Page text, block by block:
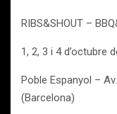
RIBS&SHOUT –
1, 2, 3 i 4 d’octubre
Poble Espanyol –
(Barcelona)